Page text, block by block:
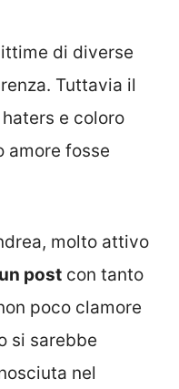
di diverse
Tuttavia il
e coloro
amore fosse
molto attivo
post con tanto
poco clamore
si sarebbe
nel